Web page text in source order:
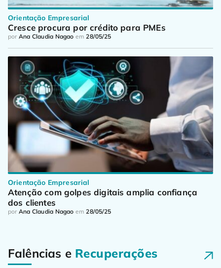
Orientação Empresarial
Cresce procura por crédito para PMEs
por Ana Claudia Nagao em28/05/25
Orientação Empresarial
Atenção com golpes digitais amplia confiança
dos clientes
por Ana Claudia Nagao em28/05/25
Falências e Recuperações